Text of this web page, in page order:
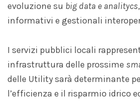
evoluzione su big data e analitycs
informativi e gestionali
I servizi pubblici locali
infrastruttura delle prossime
delle Utility sarà determinante
l’efficienza e il risparmio idrico